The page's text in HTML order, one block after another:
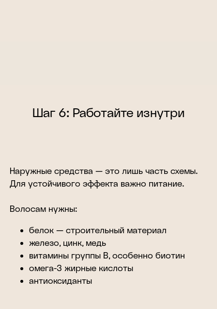
Шаг 6: Работайте изнутри
Наружные средства — это лишь часть схемы.
Для устойчивого эффекта важно питание.
Волосам нужны:
белок — строительный материал
железо, цинк, медь
витамины группы B, особенно биотин
омега-3 жирные кислоты
антиоксиданты